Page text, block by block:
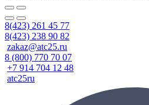
8(423) 261 45 77
8(423) 238 90 82
zakaz@atc25.ru
8 (800) 770 70 07
+7 914 704 12 48
atc25ru